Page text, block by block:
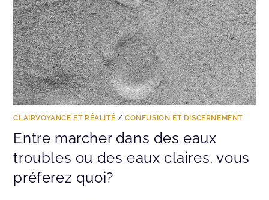
CLAIRVOYANCE ET RÉALITÉ /CONFUSION ET DISCERNEMENT
Entre marcher dans des eaux
troubles ou des eaux claires, vous
préferez quoi?